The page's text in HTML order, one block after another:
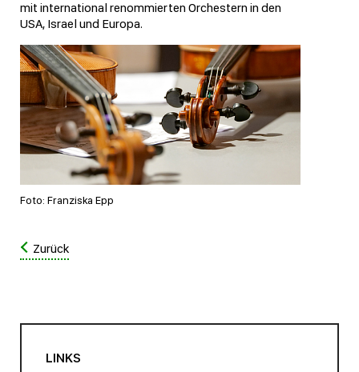
mit international renommierten Orchestern in den
USA, Israel und Europa.
Foto: Franziska Epp
Zurück
LINKS